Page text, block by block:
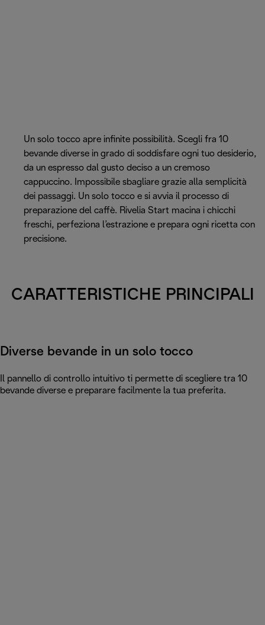
Un solo tocco apre infinite possibilità. Scegli fra 10
bevande diverse in grado di soddisfare ogni tuo desiderio,
da un espresso dal gusto deciso a un cremoso
cappuccino. Impossibile sbagliare grazie alla semplicità
dei passaggi. Un solo tocco e si avvia il processo di
preparazione del caffè. Rivelia Start macina i chicchi
freschi, perfeziona l’estrazione e prepara ogni ricetta con
precisione.
CARATTERISTICHE PRINCIPALI
Diverse bevande in un solo tocco
Il pannello di controllo intuitivo ti permette di scegliere tra 10
bevande diverse e preparare facilmente la tua preferita.